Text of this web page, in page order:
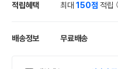
적립혜택 최대150점 적립
배송정보 무료배송